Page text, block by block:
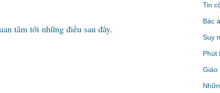
tâm tới những điều sau đây.
Tin
Bác
Suy
Phút
Giáo